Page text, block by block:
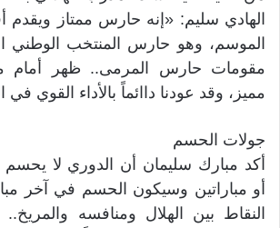
الهادي سليم: «إنه حارس ممتاز ويقدم
الموسم، وهو حارس المنتخب الوطني
مقومات حارس المرمى.. ظهر أمام
مميز، وقد عودنا داائماً بالأداء القوي في
جولات الحسم
أكد مبارك سليمان أن الدوري لا يحسم
أو مباراتين وسيكون الحسم في آخر
النقاط بين الهلال ومنافسه والمريخ..